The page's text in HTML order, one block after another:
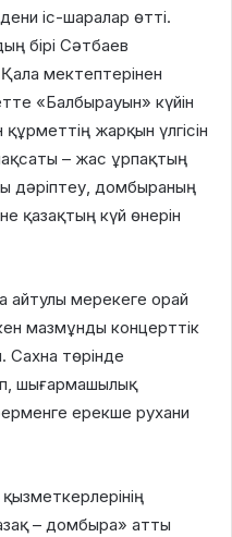
іс-шаралар өтті.
бірі Сәтбаев
мектептерінен
«Балбырауын» күйін
жарқын үлгісін
– жас ұрпақтың
дәріптеу, домбыраның
қазақтың күй өнерін
айтулы мерекеге орай
мазмұнды концерттік
төрінде
шығармашылық
ерекше рухани
– домбыра» атты